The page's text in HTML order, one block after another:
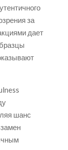
за
дает
шанс